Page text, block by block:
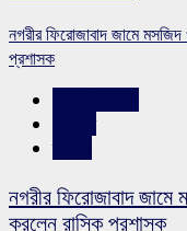
নগরীর ফিরোজাবাদ জামে মসজিদ
প্রশাসক
নগরীর ফিরোজাবাদ জামে
করলেন রাসিক প্রশাসক